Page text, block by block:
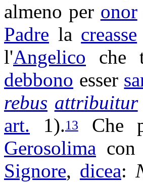
almeno per onor
Padre la creasse
l'Angelico che
debbono esser
rebus attribuitur
art. 1).13Che
Gerosolima
Signore, dicea: